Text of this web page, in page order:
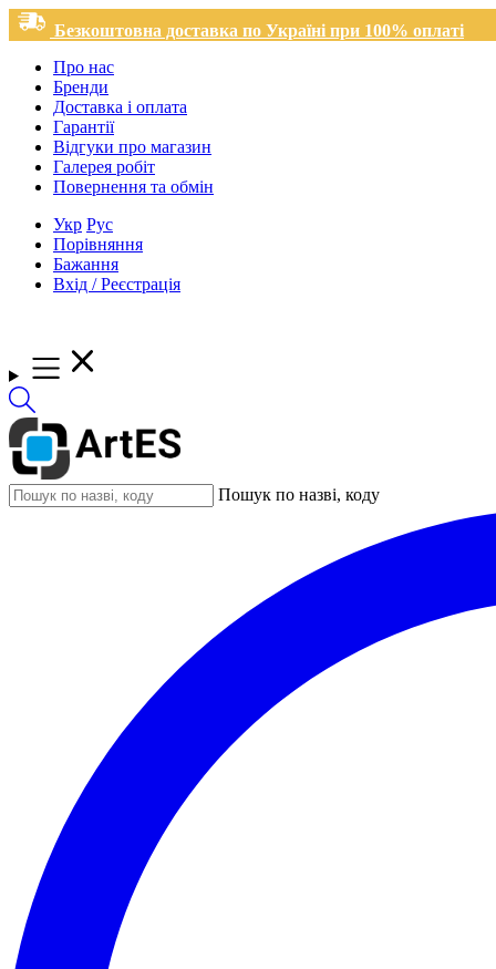
Безкоштовна доставка по Україні при 100% оплаті
Про нас
Бренди
Доставка і оплата
Гарантії
Відгуки про магазин
Галерея робіт
Повернення та обмін
Укр Рус
Порівняння
Бажання
Вхід / Реєстрація
Пошук по назві, коду